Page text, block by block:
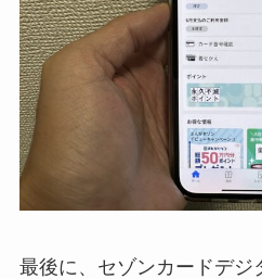
最後に、セゾンカードデジ